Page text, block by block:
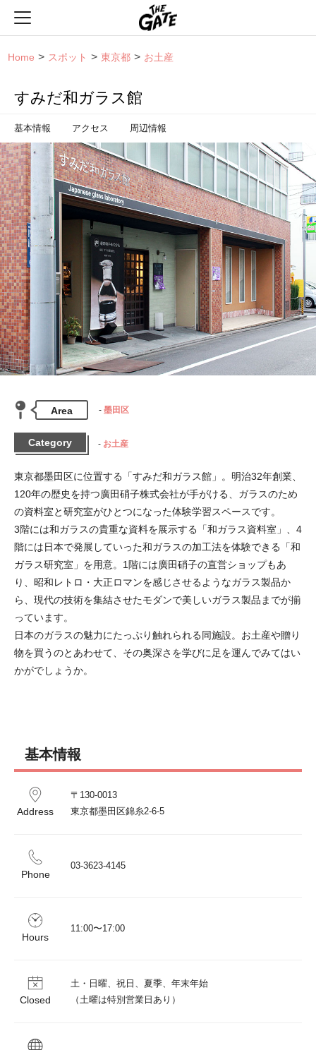
Home スポット 東京都 お土産
すみだ和ガラス館
基本情報 アクセス 周辺情報
Area 墨田区
Category お土産
東京都墨田区に位置する「すみだ和ガラス館」。明治32年創業、
120年の歴史を持つ廣田硝子株式会社が手がける、ガラスのため
の資料室と研究室がひとつになった体験学習スペースです。
3階には和ガラスの貴重な資料を展示する「和ガラス資料室」、4
階には日本で発展していった和ガラスの加工法を体験できる「和
ガラス研究室」を用意。1階には廣田硝子の直営ショップもあ
り、昭和レトロ・大正ロマンを感じさせるようなガラス製品か
ら、現代の技術を集結させたモダンで美しいガラス製品までが揃
っています。
日本のガラスの魅力にたっぷり触れられる同施設。お土産や贈り
物を買うのとあわせて、その奥深さを学びに足を運んでみてはい
かがでしょうか。
基本情報
Address
〒130-0013
東京都墨田区錦糸2-6-5
Phone
03-3623-4145
Hours
11:00〜17:00
Closed
土・日曜、祝日、夏季、年末年始
（土曜は特別営業日あり）